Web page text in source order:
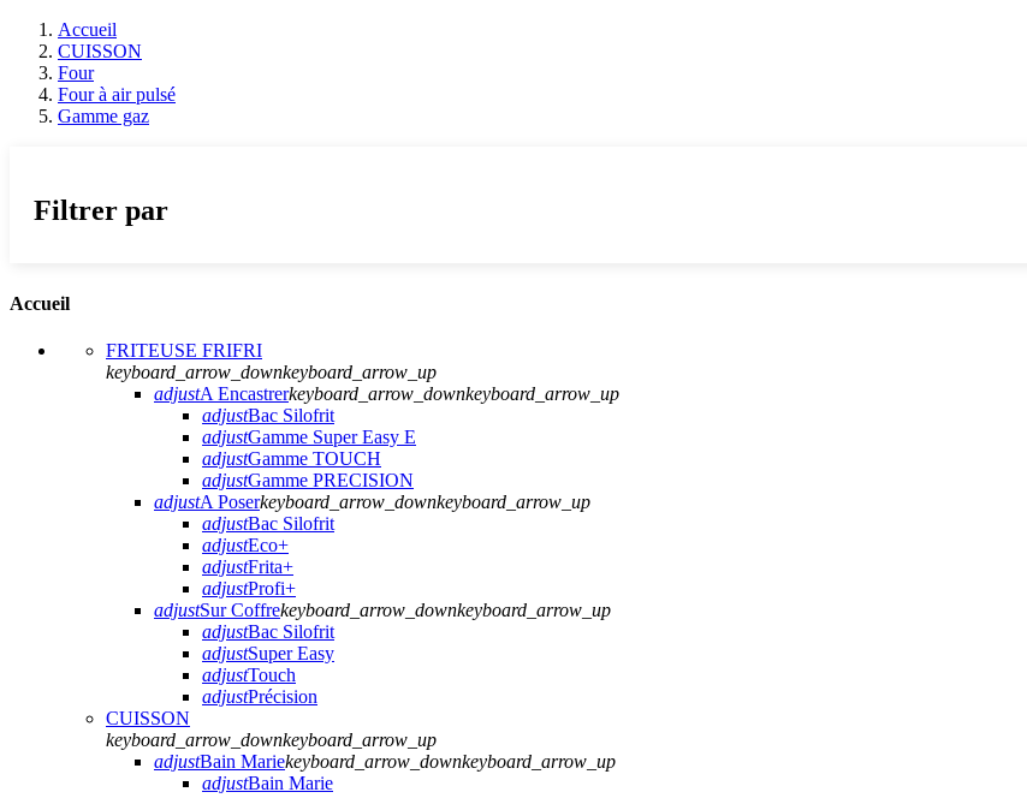
Accueil
CUISSON
Four
Four à air pulsé
Gamme gaz
Filtrer par
Accueil
FRITEUSE FRIFRI
keyboard_arrow_downkeyboard_arrow_up
adjustA Encastrerkeyboard_arrow_downkeyboard_arrow_up
adjustBac Silofrit
adjustGamme Super Easy E
adjustGamme TOUCH
adjustGamme PRECISION
adjustA Poserkeyboard_arrow_downkeyboard_arrow_up
adjustBac Silofrit
adjustEco+
adjustFrita+
adjustProfi+
adjustSur Coffrekeyboard_arrow_downkeyboard_arrow_up
adjustBac Silofrit
adjustSuper Easy
adjustTouch
adjustPrécision
CUISSON
keyboard_arrow_downkeyboard_arrow_up
adjustBain Mariekeyboard_arrow_downkeyboard_arrow_up
adjustBain Marie